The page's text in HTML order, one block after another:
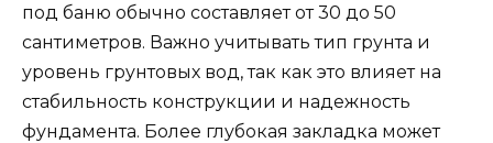
под баню обычно составляет от 30 до 50
сантиметров. Важно учитывать тип грунта и
уровень грунтовых вод, так как это влияет на
стабильность конструкции и надежность
фундамента. Более глубокая закладка может